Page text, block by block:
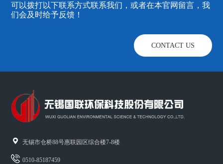
可以拨打以下联系方式联系我们，或者在本官网留言，我
们会及时给予反馈！
CONTACT US
 无锡市仓桥88号惠联园区综合楼7-8楼
0510-85187459